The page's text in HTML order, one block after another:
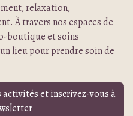
relaxation,
À travers nos espaces de
boutique et soins
lieu pour prendre soin de
et inscrivez-vous à